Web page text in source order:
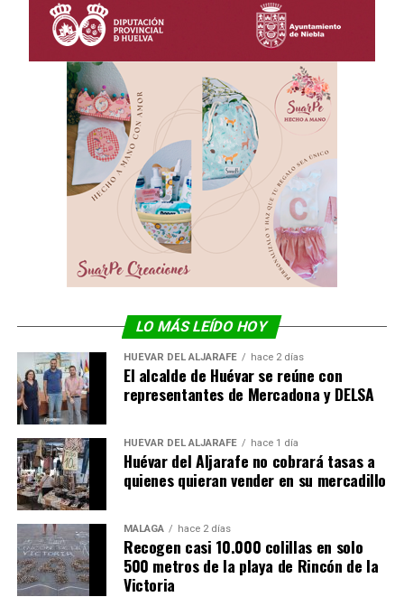
LO MÁS LEÍDO HOY
HUÉVAR DEL ALJARAFE hace 2 días
El alcalde de Huévar se reúne con
representantes de Mercadona y DELSA
HUÉVAR DEL ALJARAFE hace 1 día
Huévar del Aljarafe no cobrará tasas a
quienes quieran vender en su mercadillo
MÁLAGA hace 2 días
Recogen casi 10.000 colillas en solo
500 metros de la playa de Rincón de la
Victoria